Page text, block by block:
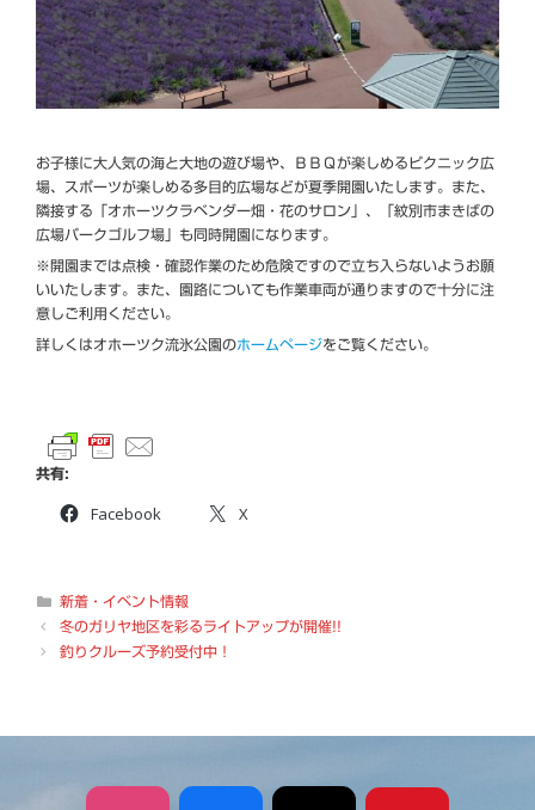
お子様に大人気の海と大地の遊び場や、ＢＢＱが楽しめるピクニック広
場、スポーツが楽しめる多目的広場などが夏季開園いたします。また、
隣接する「オホーツクラベンダー畑・花のサロン」、「紋別市まきばの
広場パークゴルフ場」も同時開園になります。
※開園までは点検・確認作業のため危険ですので立ち入らないようお願
いいたします。また、園路についても作業車両が通りますので十分に注
意しご利用ください。
詳しくはオホーツク流氷公園のホームページをご覧ください。
共有:
Facebook X
カ
テ
リ
新着・イベント情報
冬のガリヤ地区を彩るライトアップが開催!!
釣りクルーズ予約受付中！